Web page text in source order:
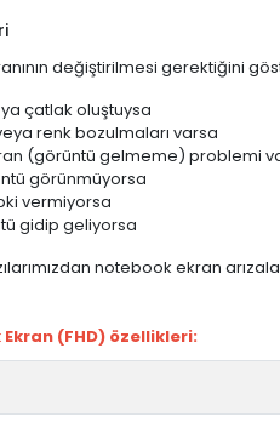
değiştirilmesi gerektiğini
çatlak oluştuysa
renk bozulmaları varsa
(görüntü gelmeme) problemi
görünmüyorsa
vermiyorsa
gidip geliyorsa
notebook ekran
Ekran (FHD) özellikleri: